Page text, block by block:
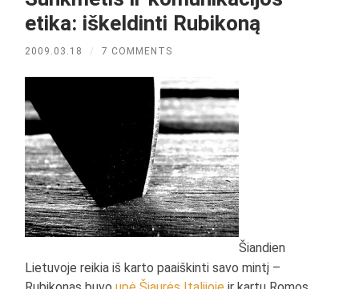
etika: iškeldinti Rubikoną
2009.03.18 / 7 COMMENTS
Šiandien
Lietuvoje reikia iš karto paaiškinti savo mintį –